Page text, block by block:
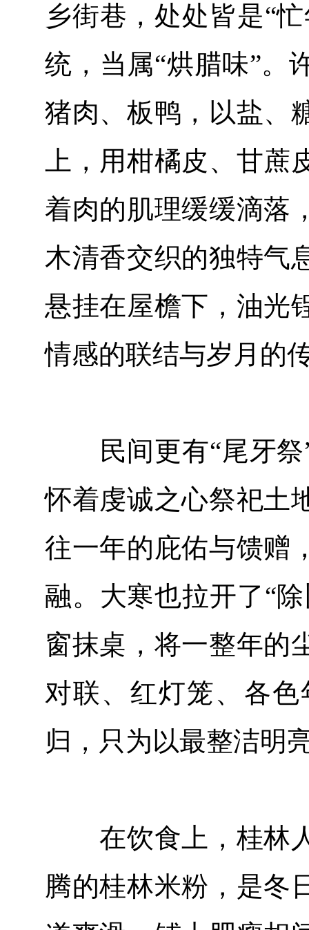
乡街巷，处处皆是“
统，当属“烘腊味”。
猪肉、板鸭，以盐、
上，用柑橘皮、甘
着肉的肌理缓缓滴落
木清香交织的独特气
悬挂在屋檐下，油光
情感的联结与岁月的
民间更有“尾牙祭”
怀着虔诚之心祭祀土
往一年的庇佑与馈赠
融。大寒也拉开了“
窗抹桌，将一整年的
对联、红灯笼、各
归，只为以最整洁明
在饮食上，桂林人
腾的桂林米粉，是冬